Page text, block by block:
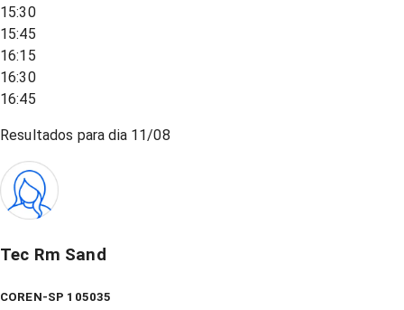
15:30
15:45
16:15
16:30
16:45
Resultados para dia 11/08
Tec Rm Sand
COREN-SP 105035